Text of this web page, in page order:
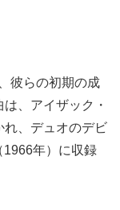
彼らの初期の成
、アイザック・
れ、デュオのデビ
1966年）に収録